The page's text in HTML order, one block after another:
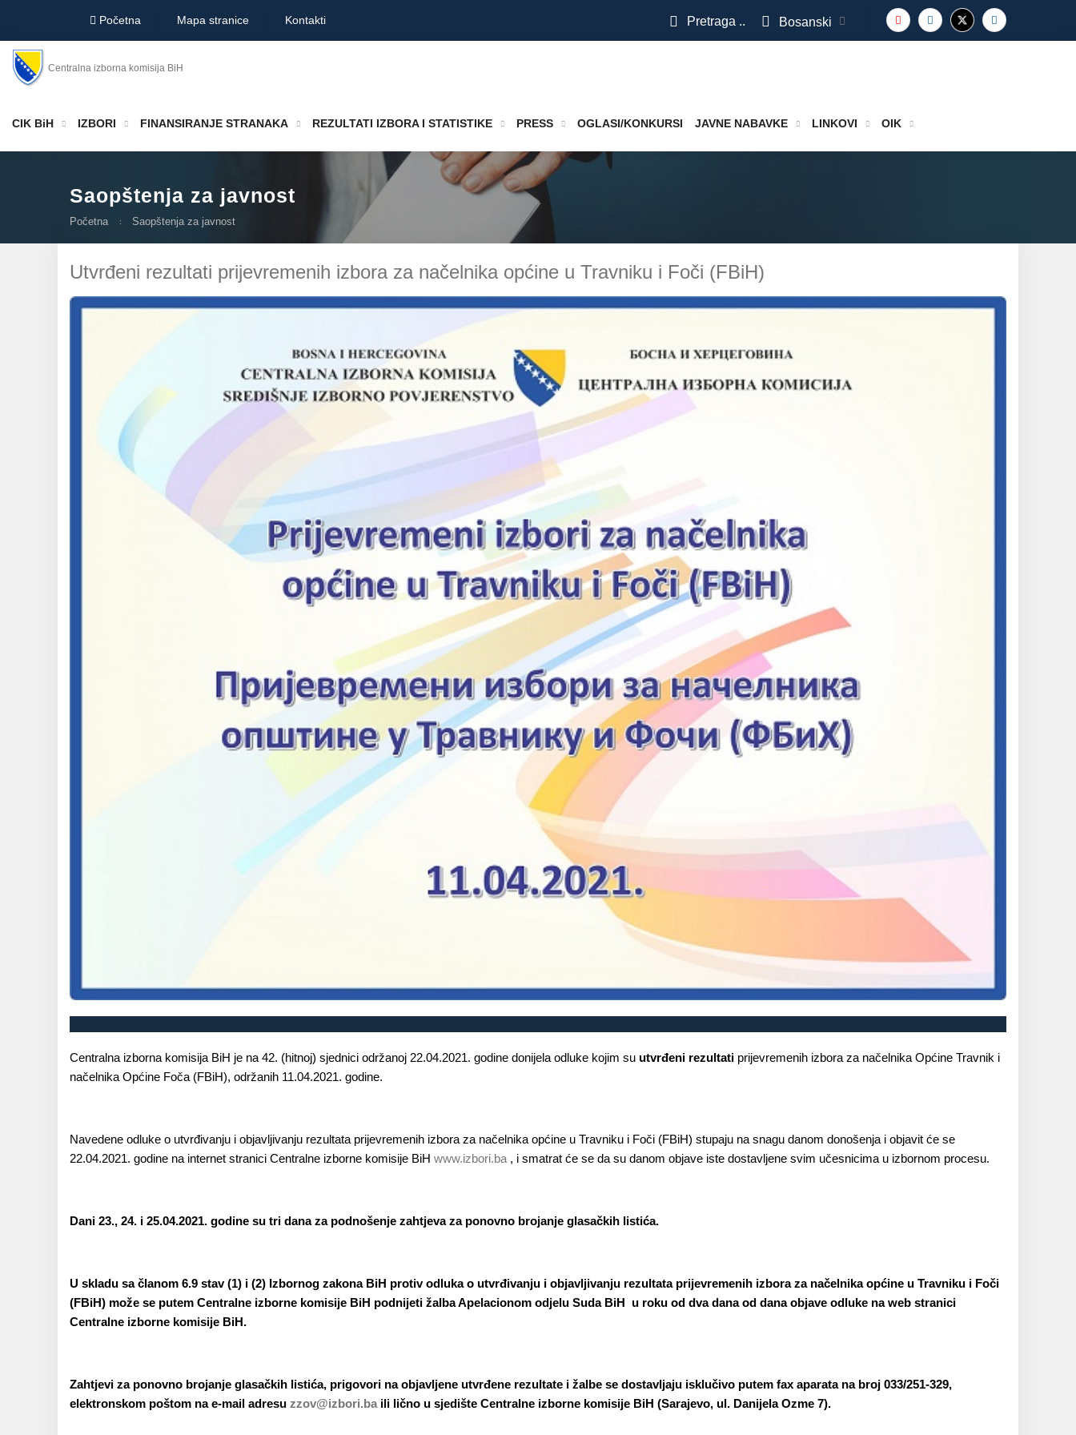
Početna Mapa stranice Kontakti Pretraga .. Bosanski
Centralna izborna komisija BiH
CIK BiH IZBORI FINANSIRANJE STRANAKA REZULTATI IZBORA I STATISTIKE PRESS OGLASI/KONKURSI JAVNE NABAVKE LINKOVI OIK
Saopštenja za javnost
Početna Saopštenja za javnost
Utvrđeni rezultati prijevremenih izbora za načelnika općine u Travniku i Foči (FBiH)
Centralna izborna komisija BiH je na 42. (hitnoj) sjednici održanoj 22.04.2021. godine donijela odluke kojim su utvrđeni rezultati prijevremenih izbora za načelnika Općine Travnik i
načelnika Općine Foča (FBiH), održanih 11.04.2021. godine.
Navedene odluke o utvrđivanju i objavlјivanju rezultata prijevremenih izbora za načelnika općine u Travniku i Foči (FBiH) stupaju na snagu danom donošenja i objavit će se
22.04.2021. godine na internet stranici Centralne izborne komisije BiH www.izbori.ba , i smatrat će se da su danom objave iste dostavljene svim učesnicima u izbornom procesu.
Dani 23., 24. i 25.04.2021. godine su tri dana za podnošenje zahtjeva za ponovno brojanje glasačkih listića.
U skladu sa članom 6.9 stav (1) i (2) Izbornog zakona BiH protiv odluka o utvrđivanju i objavljivanju rezultata prijevremenih izbora za načelnika općine u Travniku i Foči
(FBiH) može se putem Centralne izborne komisije BiH podnijeti žalba Apelacionom odjelu Suda BiH u roku od dva dana od dana objave odluke na web stranici
Centralne izborne komisije BiH.
Zahtjevi za ponovno brojanje glasačkih listića, prigovori na objavljene utvrđene rezultate i žalbe se dostavljaju isklučivo putem fax aparata na broj 033/251-329,
elektronskom poštom na e-mail adresu zzov@izbori.ba ili lično u sjedište Centralne izborne komisije BiH (Sarajevo, ul. Danijela Ozme 7).